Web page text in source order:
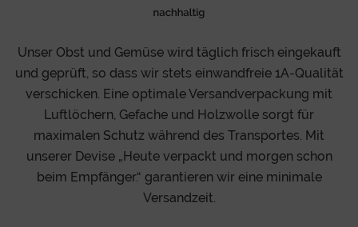
Unser Obst und Gemüse wird täglich frisch eingekauft
und geprüft, so dass wir stets einwandfreie 1A-Qualität
verschicken. Eine optimale Versandverpackung mit
Luftlöchern, Gefache und Holzwolle sorgt für
maximalen Schutz während des Transportes. Mit
unserer Devise „Heute verpackt und morgen schon
beim Empfänger.“ garantieren wir eine minimale
Versandzeit.